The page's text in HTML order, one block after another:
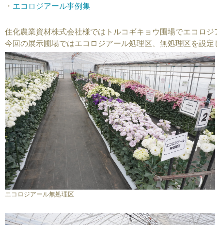
・ エコロジアール事例集
住化農業資材株式会社様ではトルコギキョウ圃場でエコロ
今回の展示圃場ではエコロジアール処理区、無処理区を設
エコロジアール無処理区